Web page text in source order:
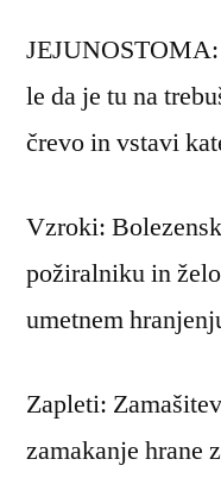
JEJUNOSTOMA:
le da je tu na
črevo in vstavi
Vzroki:
požiralniku in
umetnem
Zapleti:
zamakanje hrane